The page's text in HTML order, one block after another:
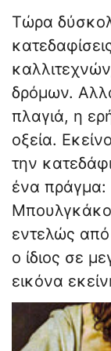
​Τώρα
δρόμων.
πλαγιά, η
οξεία.
την
ένα πράγμα:
εντελώς από
ο ίδιος σε
εικόνα